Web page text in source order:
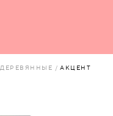
ДЕРЕВЯННЫЕ АКЦЕНТ